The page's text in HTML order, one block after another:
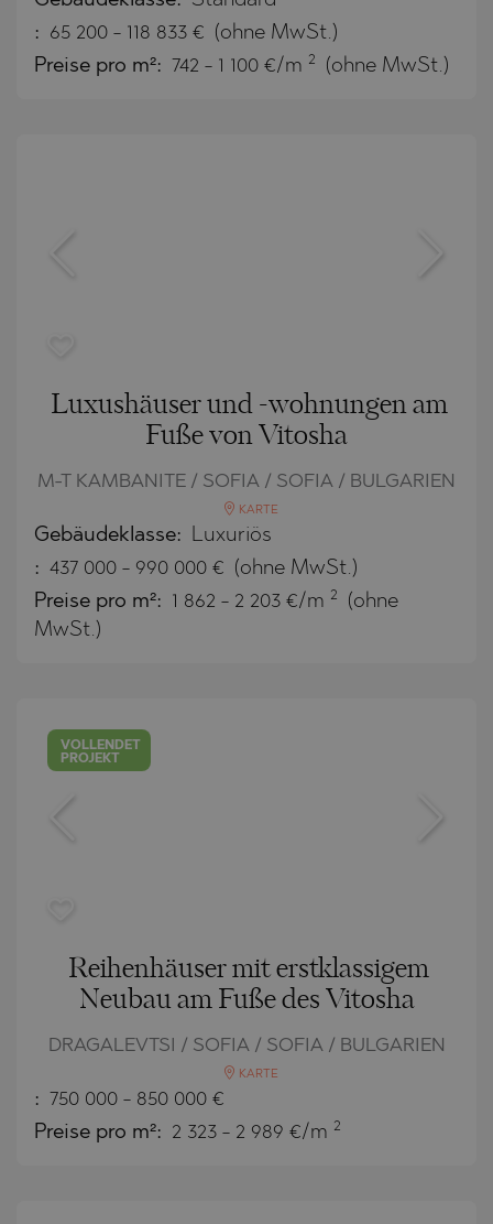
: 65 200 - 118 833 € (ohne MwSt.)
Preise pro m²: 742 - 1 100 €/m 2 (ohne MwSt.)
Luxushäuser und -wohnungen am
Fuße von Vitosha
M-T KAMBANITE / SOFIA / SOFIA / BULGARIEN
KARTE
Gebäudeklasse: Luxuriös
: 437 000 - 990 000 € (ohne MwSt.)
Preise pro m²: 1 862 - 2 203 €/m 2
(ohne
MwSt.)
VOLLENDET
PROJEKT
Reihenhäuser mit erstklassigem
Neubau am Fuße des Vitosha
DRAGALEVTSI / SOFIA / SOFIA / BULGARIEN
KARTE
: 750 000 - 850 000 €
Preise pro m²: 2 323 - 2 989 €/m 2